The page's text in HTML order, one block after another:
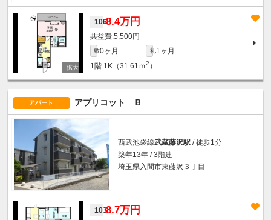
1068.4万円
5,500円
敷0ヶ月 礼1ヶ月
1階 1K（31.61ｍ2 ）
アパート アプリコット Ｂ
西武池袋線武蔵藤沢駅 / 徒歩1分
築年13年 / 3階建
埼玉県入間市東藤沢３丁目
1038.7万円